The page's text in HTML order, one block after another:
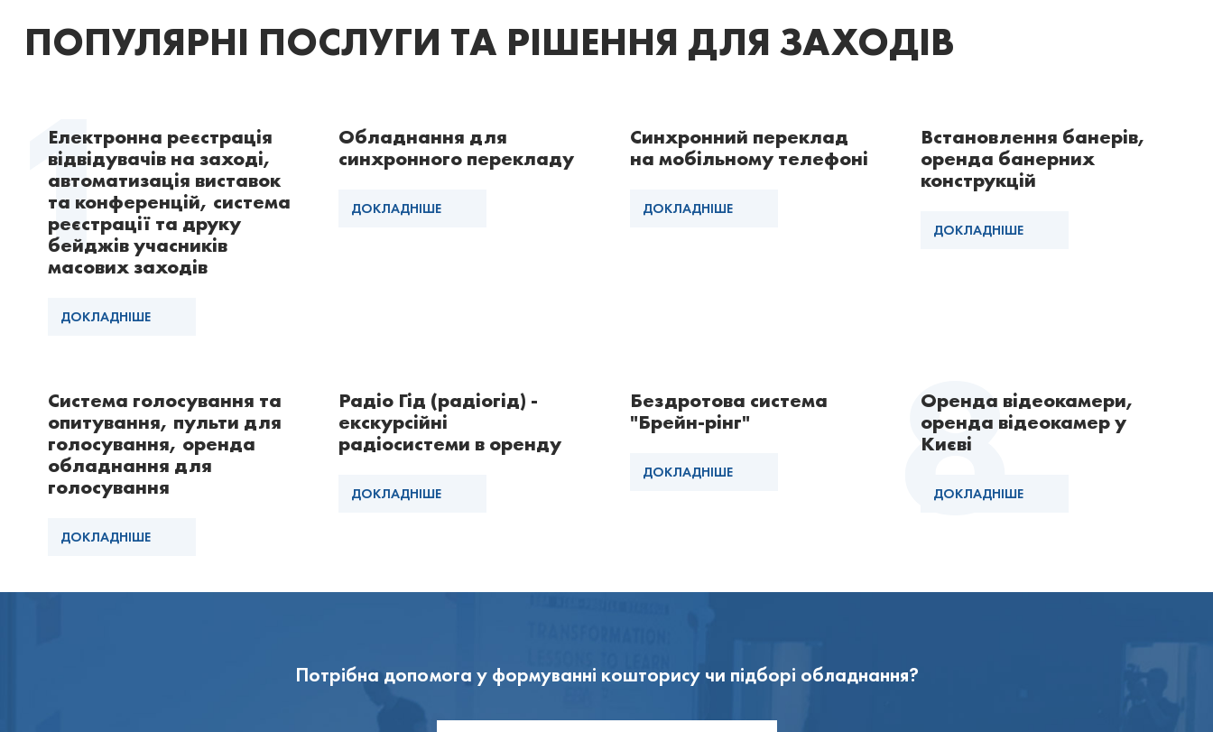
ПОПУЛЯРНІ ПОСЛУГИ ТА РІШЕННЯ ДЛЯ ЗАХОДІВ
Електронна реєстрація
відвідувачів на заході,
автоматизація виставок
та конференцій, система
реєстрації та друку
бейджів учасників
масових заходів
ДОКЛАДНІШЕ
Обладнання для
синхронного перекладу
ДОКЛАДНІШЕ
Синхронний переклад
на мобільному телефоні
ДОКЛАДНІШЕ
Встановлення банерів,
оренда банерних
конструкцій
ДОКЛАДНІШЕ
Система голосування та
опитування, пульти для
голосування, оренда
обладнання для
голосування
ДОКЛАДНІШЕ
Радіо Гід (радіогід) -
екскурсійні
радіосистеми в оренду
ДОКЛАДНІШЕ
Бездротова система
"Брейн-рінг"
ДОКЛАДНІШЕ
Оренда відеокамери,
оренда відеокамер у
Києві
ДОКЛАДНІШЕ
Потрібна допомога у формуванні кошторису чи підборі обладнання?